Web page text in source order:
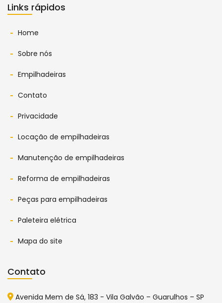
Links rápidos
Home
Sobre nós
Empilhadeiras
Contato
Privacidade
Locação de empilhadeiras
Manutenção de empilhadeiras
Reforma de empilhadeiras
Peças para empilhadeiras
Paleteira elétrica
Mapa do site
Contato
Avenida Mem de Sá, 183 - Vila Galvão – Guarulhos – SP